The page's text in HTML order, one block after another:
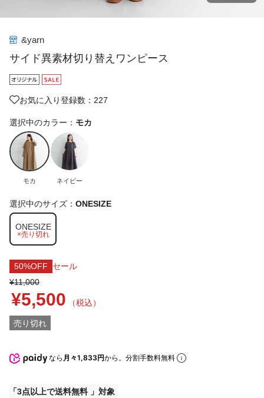
&yarn
サイド異素材切り替えワンピース
お気に入り登録数：227
選択中のカラー： モカ
モカ ネイビー
選択中のサイズ： ONESIZE
ONESIZE
×売り切れ
50%OFF
セール
¥11,000
¥5,500 （税込）
売り切れ
なら 月々1,833円から。分割手数料無料
3点以上で送料無料